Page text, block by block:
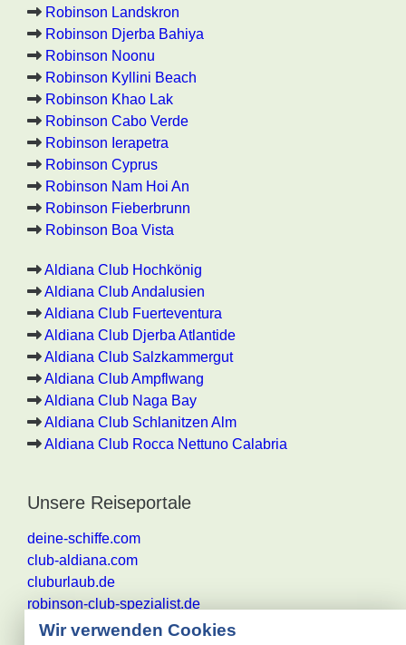
Robinson Landskron
Robinson Djerba Bahiya
Robinson Noonu
Robinson Kyllini Beach
Robinson Khao Lak
Robinson Cabo Verde
Robinson Ierapetra
Robinson Cyprus
Robinson Nam Hoi An
Robinson Fieberbrunn
Robinson Boa Vista
Aldiana Club Hochkönig
Aldiana Club Andalusien
Aldiana Club Fuerteventura
Aldiana Club Djerba Atlantide
Aldiana Club Salzkammergut
Aldiana Club Ampflwang
Aldiana Club Naga Bay
Aldiana Club Schlanitzen Alm
Aldiana Club Rocca Nettuno Calabria
Unsere Reiseportale
deine-schiffe.com
club-aldiana.com
cluburlaub.de
robinson-club-spezialist.de
Wir verwenden Cookies